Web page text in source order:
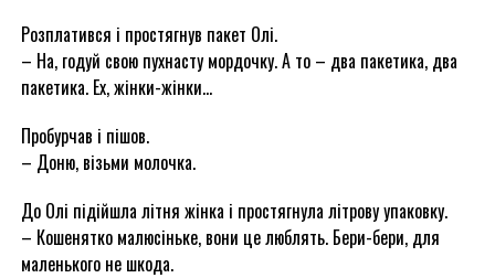
Розплатився і простягнув пакет Олі.
– На, годуй свою пухнасту мордочку. А то – два пакетика, два
пакетика. Ех, жінки-жінки…
Пробурчав і пішов.
– Доню, візьми молочка.
До Олі підійшла літня жінка і простягнула літрову упаковку.
– Кошенятко малюсіньке, вони це люблять. Бери-бери, для
маленького не шкода.